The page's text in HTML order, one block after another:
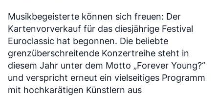
Musikbegeisterte können sich freuen: Der
Kartenvorverkauf für das diesjährige Festival
Euroclassic hat begonnen. Die beliebte
grenzüberschreitende Konzertreihe steht in
diesem Jahr unter dem Motto „Forever Young?“
und verspricht erneut ein vielseitiges Programm
mit hochkarätigen Künstlern aus